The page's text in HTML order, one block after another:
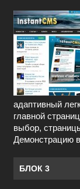
адаптивный
главной
выбор,
Демонстрацию
БЛОК 3